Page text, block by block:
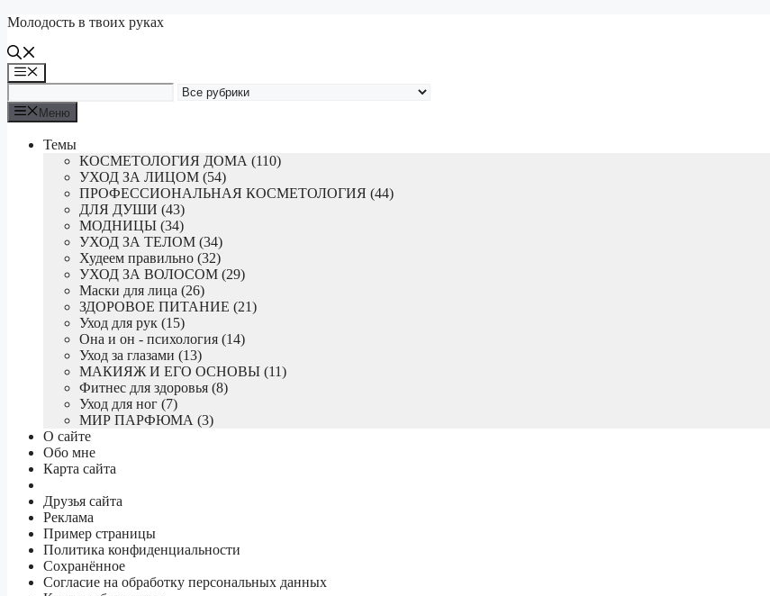
Перейти
содержимому
Молодость в твоих руках
Меню
Меню
Темы
КОСМЕТОЛОГИЯ ДОМА (110)
УХОД ЗА ЛИЦОМ (54)
ПРОФЕССИОНАЛЬНАЯ КОСМЕТОЛОГИЯ (44)
ДЛЯ ДУШИ (43)
МОДНИЦЫ (34)
УХОД ЗА ТЕЛОМ (34)
Худеем правильно (32)
УХОД ЗА ВОЛОСОМ (29)
Маски для лица (26)
ЗДОРОВОЕ ПИТАНИЕ (21)
Уход для рук (15)
Она и он - психология (14)
Уход за глазами (13)
МАКИЯЖ И ЕГО ОСНОВЫ (11)
Фитнес для здоровья (8)
Уход для ног (7)
МИР ПАРФЮМА (3)
О сайте
Обо мне
Карта сайта
Друзья сайта
Реклама
Пример страницы
Политика конфиденциальности
Сохранённое
Согласие на обработку персональных данных